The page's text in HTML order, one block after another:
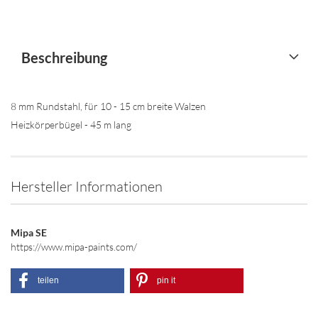
Beschreibung
8 mm Rundstahl, für 10 - 15 cm breite Walzen
Heizkörperbügel - 45 m lang
Hersteller Informationen
Mipa SE
https://www.mipa-paints.com/
teilen pin it